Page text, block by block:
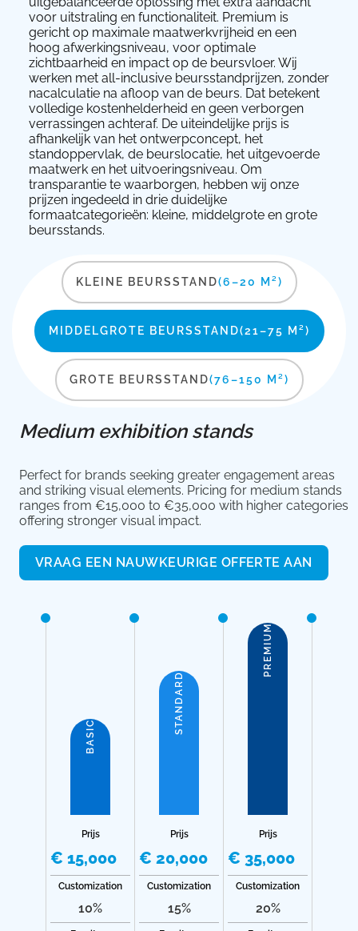
voor uitstraling en functionaliteit. Premium is
gericht op maximale maatwerkvrijheid en een
hoog afwerkingsniveau, voor optimale
zichtbaarheid en impact op de beursvloer. Wij
werken met all-inclusive beursstandprijzen, zonder
nacalculatie na afloop van de beurs. Dat betekent
volledige kostenhelderheid en geen verborgen
verrassingen achteraf. De uiteindelijke prijs is
afhankelijk van het ontwerpconcept, het
standoppervlak, de beurslocatie, het uitgevoerde
maatwerk en het uitvoeringsniveau. Om
transparantie te waarborgen, hebben wij onze
prijzen ingedeeld in drie duidelijke
formaatcategorieën: kleine, middelgrote en grote
beursstands.
KLEINE BEURSSTAND(6–20 M²)
MIDDELGROTE BEURSSTAND(21–75 M²)
GROTE BEURSSTAND(76–150 M²)
Medium exhibition stands
Perfect for brands seeking greater engagement areas
and striking visual elements. Pricing for medium stands
ranges from €15,000 to €35,000 with higher categories
offering stronger visual impact.
VRAAG EEN NAUWKEURIGE OFFERTE AAN
BASIC
Prijs
€ 15,000
Customization
10%
STANDARD
Prijs
€ 20,000
Customization
15%
PREMIUM
Prijs
€ 35,000
Customization
20%